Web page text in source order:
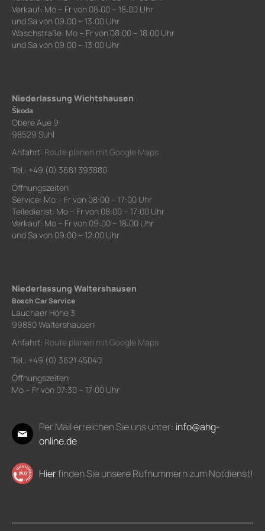
Verkauf: Mo – Fr von 08:00 – 18:00 Uhr
und Sa von 09:00 – 13:00 Uhr
Waschstraße: Mo – Fr von 08:00 – 18:00 Uhr
und Sa von 09:00 – 13:00 Uhr
Niederlassung Wichtshausen
Škoda
Obere Aue 9
98529 Suhl
Anfahrt: Route planen mit Google Maps
Tel.: +49 (0) 3681 393880
Öffnungszeiten
Service: Mo – Fr von 08:00 – 17:00 Uhr
Teiledienst: Mo – Fr von 08:00 – 17:00 Uhr
Verkauf: Mo – Fr von 09:00 – 18:00 Uhr
und Sa von 09:00 – 12:00 Uhr
Niederlassung Waltershausen
Bosch Car Service
Lauchaer Höhe 3
99880 Waltershausen
Anfahrt: Route planen mit Google Maps
Tel.: +49 (0) 3621 45040
Öffnungszeiten
Mo – Fr von 07:30 – 17:00 Uhr
Per Mail erreichen Sie uns unter: info@ahg-
online.de
Hierfinden Sie unsere Rufnummern zum Notdienst!